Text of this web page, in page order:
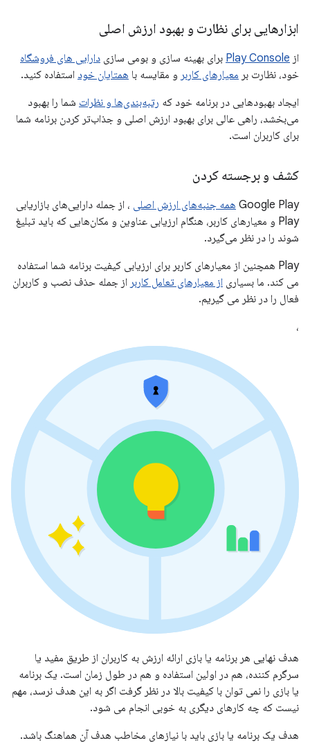
ابزارهایی برای نظارت و بهبود ارزش اصلی
از Play Console برای بهینه سازی و بومی سازی دارایی های فروشگاه
خود، نظارت بر معیارهای کاربر و مقایسه با همتایان خود استفاده کنید.
ایجاد بهبودهایی در برنامه خود که رتبه‌بندی‌ها و نظرات شما را بهبود
می‌بخشد، راهی عالی برای بهبود ارزش اصلی و جذاب‌تر کردن برنامه شما
برای کاربران است.
کشف و برجسته کردن
Google Play همه جنبه‌های ارزش اصلی ، از جمله دارایی‌های بازاریابی
Play و معیارهای کاربر، هنگام ارزیابی عناوین و مکان‌هایی که باید تبلیغ
شوند را در نظر می‌گیرد.
Play همچنین از معیارهای کاربر برای ارزیابی کیفیت برنامه شما استفاده
می کند. ما بسیاری از معیارهای تعامل کاربر از جمله حذف نصب و کاربران
فعال را در نظر می گیریم.
،
هدف نهایی هر برنامه یا بازی ارائه ارزش به کاربران از طریق مفید یا
سرگرم کننده، هم در اولین استفاده و هم در طول زمان است. یک برنامه
یا بازی را نمی توان با کیفیت بالا در نظر گرفت اگر به این هدف نرسد، مهم
نیست که چه کارهای دیگری به خوبی انجام می شود.
هدف یک برنامه یا بازی باید با نیازهای مخاطب هدف آن هماهنگ باشد.